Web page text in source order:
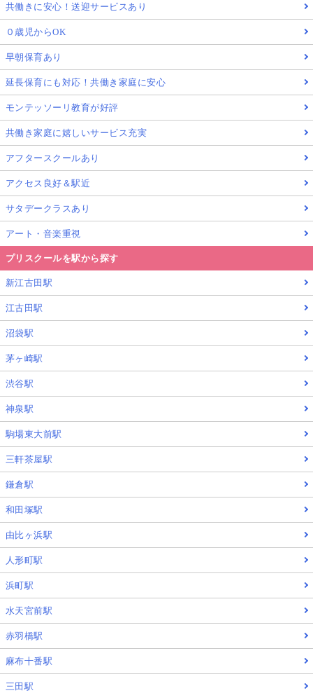
共働きに安心！送迎サービスあり
０歳児からOK
早朝保育あり
延長保育にも対応！共働き家庭に安心
モンテッソーリ教育が好評
共働き家庭に嬉しいサービス充実
アフタースクールあり
アクセス良好＆駅近
サタデークラスあり
アート・音楽重視
プリスクールを駅から探す
新江古田駅
江古田駅
沼袋駅
茅ヶ崎駅
渋谷駅
神泉駅
駒場東大前駅
三軒茶屋駅
鎌倉駅
和田塚駅
由比ヶ浜駅
人形町駅
浜町駅
水天宮前駅
赤羽橋駅
麻布十番駅
三田駅